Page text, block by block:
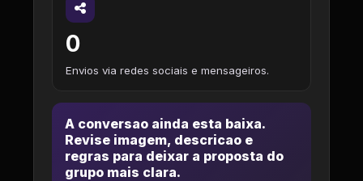
0
Envios via redes sociais e mensageiros.
A conversao ainda esta baixa.
Revise imagem, descricao e
regras para deixar a proposta do
grupo mais clara.